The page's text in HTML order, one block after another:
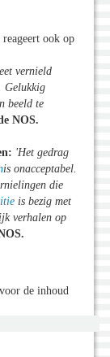
reageert ook op
vernield
Gelukkig
beeld te
NOS.
'Het gedrag
is onacceptabel.
die
is bezig met
verhalen op
de inhoud